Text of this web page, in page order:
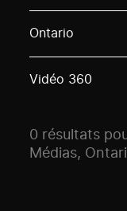
Ontario
Vidéo 360
0 résultats
Médias,